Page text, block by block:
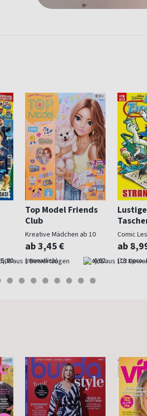
5,00
Top Model Friends
Club
Kreative Mädchen ab 10
ab 3,45 €
(monatlich) 4,62
Comic
ab
(13 x pro